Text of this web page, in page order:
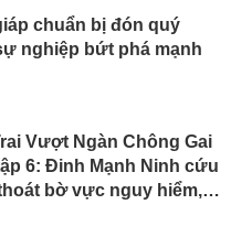
chuẩn bị đón quý
nghiệp bứt phá mạnh
Vượt Ngàn Chông Gai
6: Đinh Mạnh Ninh cứu
bờ vực nguy hiểm,